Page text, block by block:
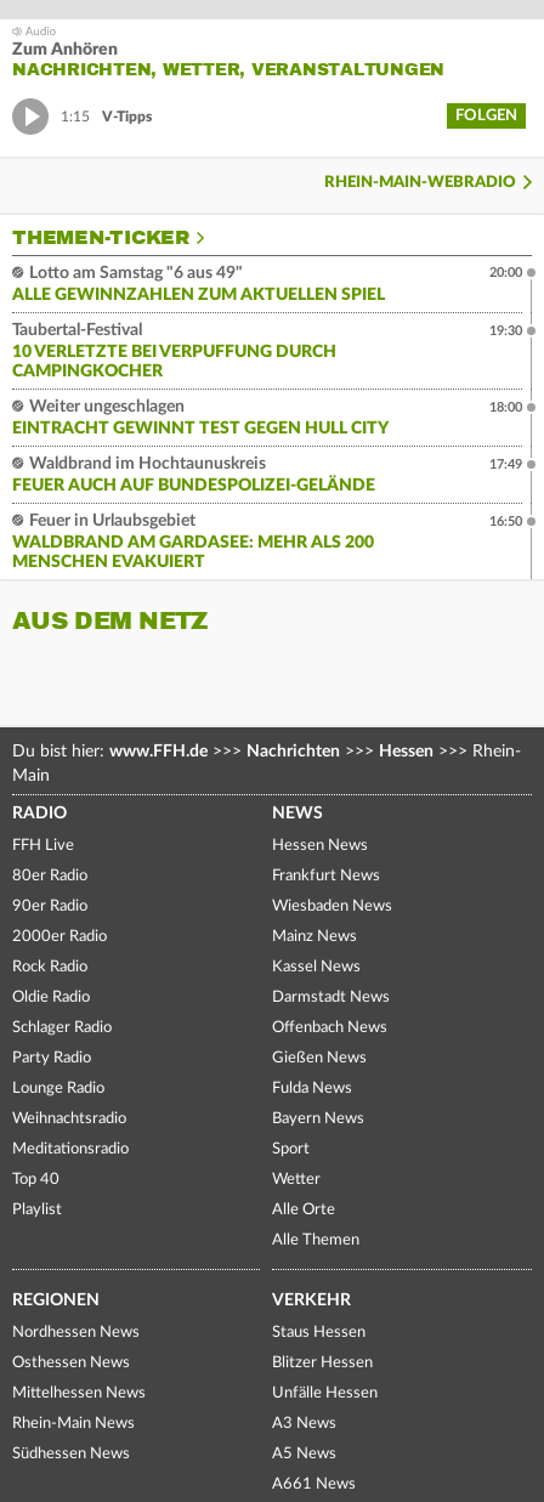
Zum Anhören
NACHRICHTEN, WETTER, VERANSTALTUNGEN
1:15 V-Tipps FOLGEN
RHEIN-MAIN-WEBRADIO
THEMEN-TICKER
Lotto am Samstag "6 aus 49"
ALLE GEWINNZAHLEN ZUM AKTUELLEN SPIEL
20:00
Taubertal-Festival
10 VERLETZTE BEI VERPUFFUNG DURCH
CAMPINGKOCHER
19:30
Weiter ungeschlagen
EINTRACHT GEWINNT TEST GEGEN HULL CITY
18:00
Waldbrand im Hochtaunuskreis
FEUER AUCH AUF BUNDESPOLIZEI-GELÄNDE
17:49
Feuer in Urlaubsgebiet
WALDBRAND AM GARDASEE: MEHR ALS 200
MENSCHEN EVAKUIERT
16:50
AUS DEM NETZ
Du bist hier: www.FFH.de >>> Nachrichten >>> Hessen >>> Rhein-
Main
RADIO
FFH Live
80er Radio
90er Radio
2000er Radio
Rock Radio
Oldie Radio
Schlager Radio
Party Radio
Lounge Radio
Weihnachtsradio
Meditationsradio
Top 40
Playlist
NEWS
Hessen News
Frankfurt News
Wiesbaden News
Mainz News
Kassel News
Darmstadt News
Offenbach News
Gießen News
Fulda News
Bayern News
Sport
Wetter
Alle Orte
Alle Themen
REGIONEN
Nordhessen News
Osthessen News
Mittelhessen News
Rhein-Main News
Südhessen News
VERKEHR
Staus Hessen
Blitzer Hessen
Unfälle Hessen
A3 News
A5 News
A661 News